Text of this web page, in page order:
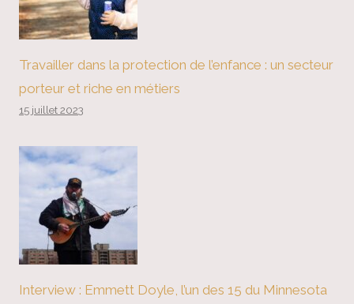
Travailler dans la protection de l’enfance : un secteur
porteur et riche en métiers
15 juillet 2023
Interview : Emmett Doyle, l’un des 15 du Minnesota